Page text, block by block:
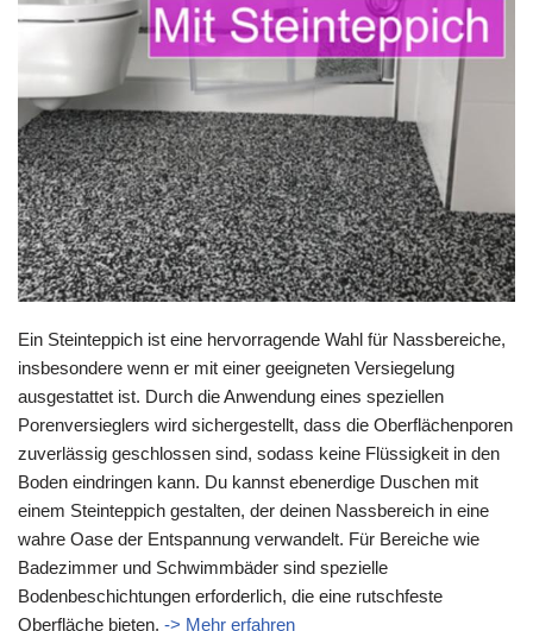
Ein Steinteppich ist eine hervorragende Wahl für Nassbereiche,
insbesondere wenn er mit einer geeigneten Versiegelung
ausgestattet ist. Durch die Anwendung eines speziellen
Porenversieglers wird sichergestellt, dass die Oberflächenporen
zuverlässig geschlossen sind, sodass keine Flüssigkeit in den
Boden eindringen kann. Du kannst ebenerdige Duschen mit
einem Steinteppich gestalten, der deinen Nassbereich in eine
wahre Oase der Entspannung verwandelt. Für Bereiche wie
Badezimmer und Schwimmbäder sind spezielle
Bodenbeschichtungen erforderlich, die eine rutschfeste
Oberfläche bieten. -> Mehr erfahren